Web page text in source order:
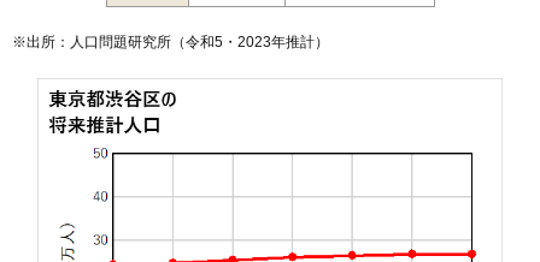
※出所：人口問題研究所（令和5・2023年推計）